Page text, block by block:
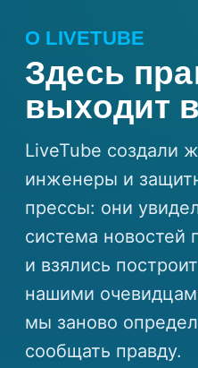
О LIVETUBE
Здесь
выходит
LiveTube создали
инженеры и
прессы: они
система новостей
и взялись
нашими
мы заново
сообщать правду.